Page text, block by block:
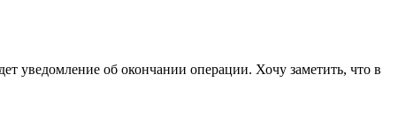
уведомление об окончании операции. Хочу заметить, что в